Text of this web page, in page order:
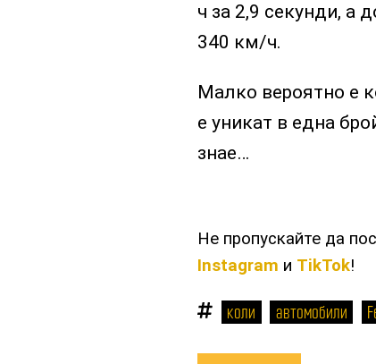
ч за 2,9 секунди, а
340 км/ч.
Малко вероятно е
е уникат в една
знае…
Не пропускайте да
Instagram и TikTok!
коли автомобили